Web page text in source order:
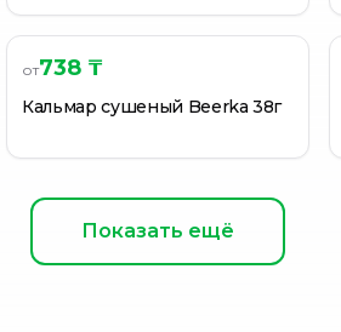
от738 ₸
Кальмар сушеный Beerka 38г
Показать ещё